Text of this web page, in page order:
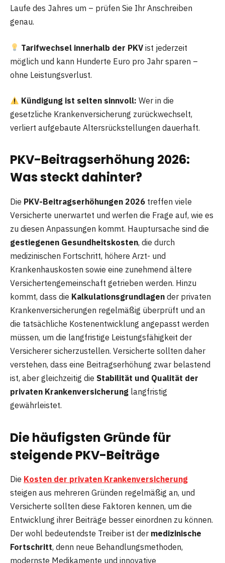
Laufe des Jahres um – prüfen Sie Ihr Anschreiben
genau.
Tarifwechsel innerhalb der PKV ist jederzeit
möglich und kann Hunderte Euro pro Jahr sparen –
ohne Leistungsverlust.
Kündigung ist selten sinnvoll: Wer in die
gesetzliche Krankenversicherung zurückwechselt,
verliert aufgebaute Altersrückstellungen dauerhaft.
PKV-Beitragserhöhung 2026:
Was steckt dahinter?
Die PKV-Beitragserhöhungen 2026 treffen viele
Versicherte unerwartet und werfen die Frage auf, wie es
zu diesen Anpassungen kommt. Hauptursache sind die
gestiegenen Gesundheitskosten, die durch
medizinischen Fortschritt, höhere Arzt- und
Krankenhauskosten sowie eine zunehmend ältere
Versichertengemeinschaft getrieben werden. Hinzu
kommt, dass die Kalkulationsgrundlagen der privaten
Krankenversicherungen regelmäßig überprüft und an
die tatsächliche Kostenentwicklung angepasst werden
müssen, um die langfristige Leistungsfähigkeit der
Versicherer sicherzustellen. Versicherte sollten daher
verstehen, dass eine Beitragserhöhung zwar belastend
ist, aber gleichzeitig die Stabilität und Qualität der
privaten Krankenversicherung langfristig
gewährleistet.
Die häufigsten Gründe für
steigende PKV-Beiträge
Die Kosten der privaten Krankenversicherung
steigen aus mehreren Gründen regelmäßig an, und
Versicherte sollten diese Faktoren kennen, um die
Entwicklung ihrer Beiträge besser einordnen zu können.
Der wohl bedeutendste Treiber ist der medizinische
Fortschritt, denn neue Behandlungsmethoden,
modernste Medikamente und innovative